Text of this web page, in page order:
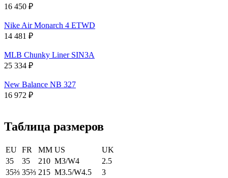
16 450 ₽
Nike Air Monarch 4 ETWD
14 481 ₽
MLB Chunky Liner SIN3A
25 334 ₽
New Balance NB 327
16 972 ₽
Таблица размеров
EU FR MM US
UK
35
35 210 M3/W4
2.5
35⅔ 35⅔ 215 M3.5/W4.5
3